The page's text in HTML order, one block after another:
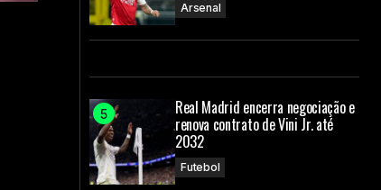
Arsenal
Real Madrid encerra negociação e
renova contrato de Vini Jr. até
2032
Futebol